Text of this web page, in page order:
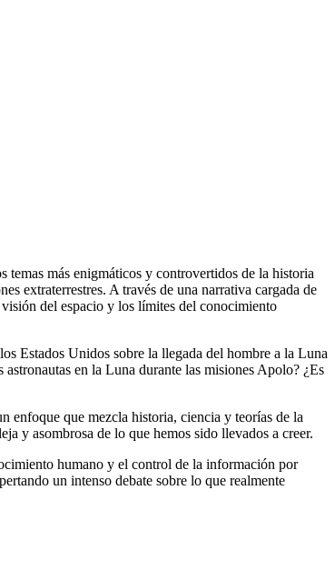
temas más enigmáticos y controvertidos de la historia
extraterrestres. A través de una narrativa cargada de
del espacio y los límites del conocimiento
Estados Unidos sobre la llegada del hombre a la Luna
en la Luna durante las misiones Apolo? ¿Es
enfoque que mezcla historia, ciencia y teorías de la
y asombrosa de lo que hemos sido llevados a creer.
humano y el control de la información por
un intenso debate sobre lo que realmente